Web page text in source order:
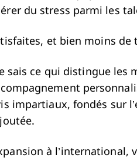
du stress parmi les
et bien moins de
sais ce qui distingue les
impartiaux, fondés sur
à l’international,